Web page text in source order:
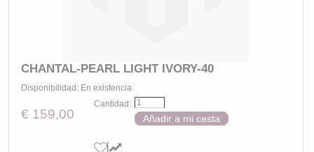
CHANTAL-PEARL LIGHT IVORY-40
Disponibilidad: En existencia
€ 159,00
Cantidad:
Añadir a mi cesta